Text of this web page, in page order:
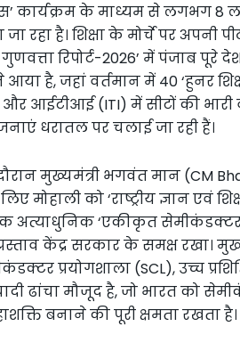
कार्यक्रम के माध्यम से लगभग 8
रहा है। शिक्षा के मोर्चे पर अपनी
गुणवत्ता रिपोर्ट-2026’ में पंजाब पूरे
है, जहां वर्तमान में 40 ‘हुनर
आईटीआई (ITI) में सीटों की
धरातल पर चलाई जा रही हैं।
मुख्यमंत्री भगवंत मान (CM
मोहाली को ‘राष्ट्रीय ज्ञान एवं
एक अत्याधुनिक ‘एकीकृत
केंद्र सरकार के समक्ष रखा।
प्रयोगशाला (SCL), उच्च
ढांचा मौजूद है, जो भारत को
बनाने की पूरी क्षमता रखता है।